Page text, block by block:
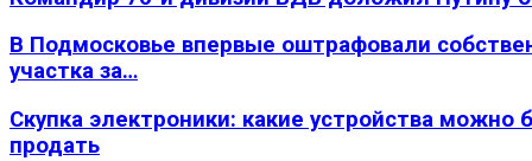
В Подмосковье впервые оштрафовали
участка за…
Скупка электроники: какие устройства можно
продать